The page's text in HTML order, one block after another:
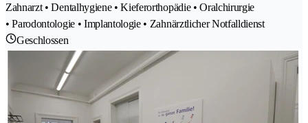
Zahnarzt • Dentalhygiene • Kieferorthopädie • Oralchirurgie
• Parodontologie • Implantologie • Zahnärztlicher Notfalldienst
Geschlossen